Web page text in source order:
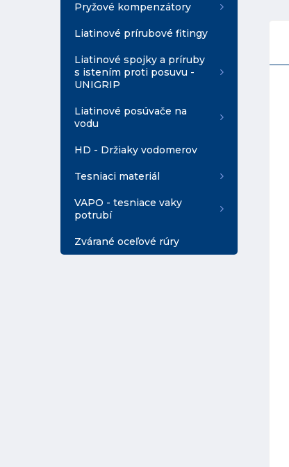
Pryžové kompenzátory
Liatinové prírubové fitingy
Liatinové spojky a príruby
s istením proti posuvu -
UNIGRIP
Liatinové posúvače na
vodu
HD - Držiaky vodomerov
Tesniaci materiál
VAPO - tesniace vaky
potrubí
Zvárané oceľové rúry